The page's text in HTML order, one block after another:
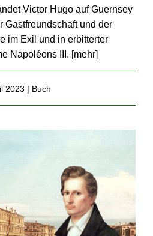
Victor Hugo auf Guernsey
Gastfreundschaft und der
im Exil und in erbitterter
Napoléons III. [mehr]
2023 | Buch